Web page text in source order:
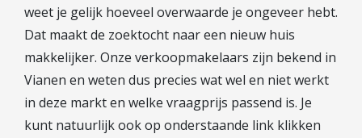
weet je gelijk hoeveel overwaarde je ongeveer hebt.
Dat maakt de zoektocht naar een nieuw huis
makkelijker. Onze verkoopmakelaars zijn bekend in
Vianen en weten dus precies wat wel en niet werkt
in deze markt en welke vraagprijs passend is. Je
kunt natuurlijk ook op onderstaande link klikken